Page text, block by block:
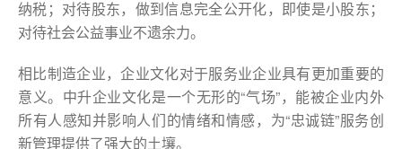
纳税；对待股东，做到信息完全公开化，即使是小股东；
对待社会公益事业不遗余力。
相比制造企业，企业文化对于服务业企业具有更加重要的
意义。中升企业文化是一个无形的“气场”，能被企业内外
所有人感知并影响人们的情绪和情感，为“忠诚链”服务创
新管理提供了强大的土壤。